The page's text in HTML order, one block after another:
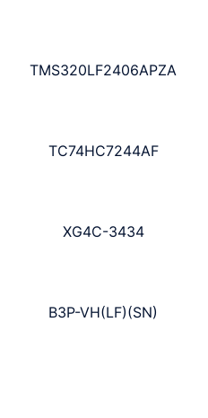
TMS320LF2406APZA
TC74HC7244AF
XG4C-3434
B3P-VH(LF)(SN)